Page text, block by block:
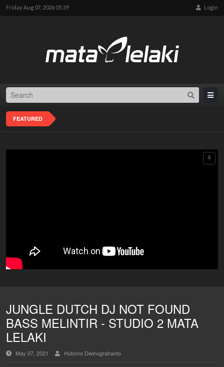
Friday Aug 07, 2026 05:39 Login
FEATURED
JUNGLE DUTCH DJ NOT FOUND
BASS MELINTIR - STUDIO 2 MATA
LELAKI
May 07, 2021 Hutomo Dwinugrahanto